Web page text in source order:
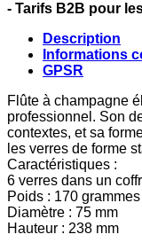
- Tarifs B2B pour
Description
Informations
GPSR
Flûte à champagne
professionnel. Son
contextes, et sa
les verres de forme
Caractéristiques :
6 verres dans un
Poids : 170 grammes
Diamètre : 75 mm
Hauteur : 238 mm